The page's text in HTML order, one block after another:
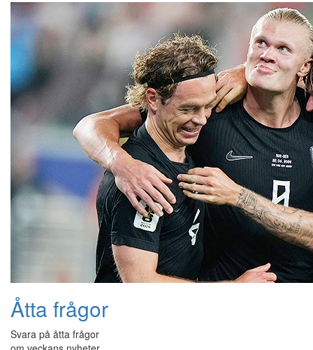
Åtta frågor
Svara på åtta frågor